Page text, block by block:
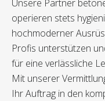
Unsere Partner
operieren stets
hochmoderner
Profis unterstützen
für eine verlässliche
Mit unserer
Ihr Auftrag in den